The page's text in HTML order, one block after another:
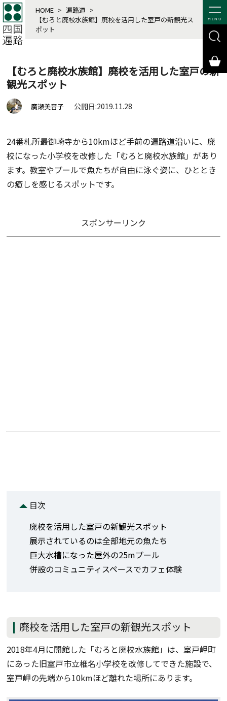
MENU
HOME > 遍路道 >
【むろと廃校水族館】廃校を活用した室戸の新観光ス
ポット
【むろと廃校水族館】廃校を活用した室戸の新
観光スポット
廣瀬美音子 公開日:2019.11.28
24番札所最御崎寺から10kmほど手前の遍路道沿いに、廃
校になった小学校を改修した「むろと廃校水族館」があり
ます。教室やプールで魚たちが自由に泳ぐ姿に、ひととき
の癒しを感じるスポットです。
スポンサーリンク
目次
廃校を活用した室戸の新観光スポット
展示されているのは全部地元の魚たち
巨大水槽になった屋外の25mプール
併設のコミュニティスペースでカフェ体験
廃校を活用した室戸の新観光スポット
2018年4月に開館した「むろと廃校水族館」は、室戸岬町
にあった旧室戸市立椎名小学校を改修してできた施設で、
室戸岬の先端から10kmほど離れた場所にあります。